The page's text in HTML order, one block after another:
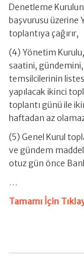
Denetleme
başvurusu üzerine
toplantıya çağırır,
(4) Yönetim
saatini,
temsilcilerinin
yapılacak ikinci
toplantı günü ile
haftadan az
(5) Genel Kurul
ve gündem
otuz gün önce
…
Tamamı İçin